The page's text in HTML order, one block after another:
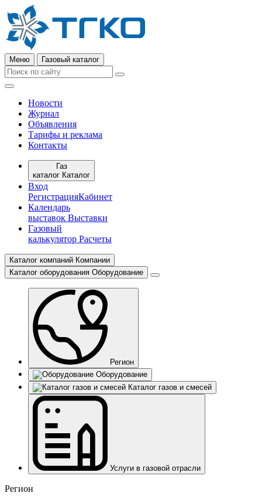
Меню Газовый каталог
Новости
Журнал
Объявления
Тарифы и реклама
Контакты
Газ
каталог Каталог
Вход
РегистрацияКабинет
Календарь
выставок Выставки
Газовый
калькулятор Расчеты
Каталог компаний Компании
Каталог оборудования Оборудование
Регион
Оборудование
Каталог газов и смесей
Услуги в газовой отрасли
Регион